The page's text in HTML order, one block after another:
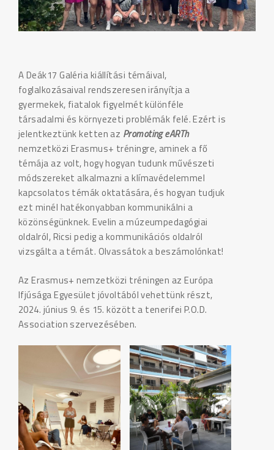
A Deák17 Galéria kiállítási témáival,
foglalkozásaival rendszeresen irányítja a
gyermekek, fiatalok figyelmét különféle
társadalmi és környezeti problémák felé. Ezért is
jelentkeztünk ketten az Promoting eARTh
nemzetközi Erasmus+ tréningre, aminek a fő
témája az volt, hogy hogyan tudunk művészeti
módszereket alkalmazni a klímavédelemmel
kapcsolatos témák oktatására, és hogyan tudjuk
ezt minél hatékonyabban kommunikálni a
közönségünknek. Evelin a múzeumpedagógiai
oldalról, Ricsi pedig a kommunikációs oldalról
vizsgálta a témát. Olvassátok a beszámolónkat!
Az Erasmus+ nemzetközi tréningen az Európa
Ifjúsága Egyesület jóvoltából vehettünk részt,
2024. június 9. és 15. között a tenerifei P.O.D.
Association szervezésében.